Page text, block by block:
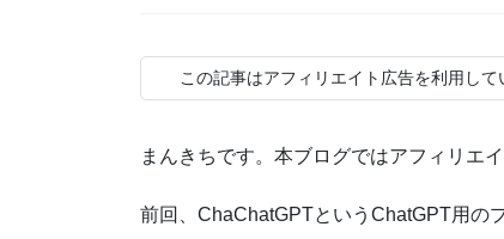
この記事はアフィリエイト広告を利用して
まんきちです。本ブログではアフィリエ
前回、ChaChatGPTというChatGPT用の